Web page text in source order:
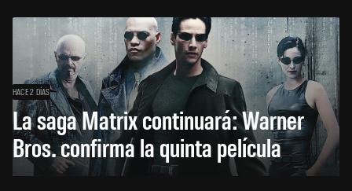
HACE 2 DÍAS
La saga Matrix continuará: Warner
Bros. confirma la quinta película